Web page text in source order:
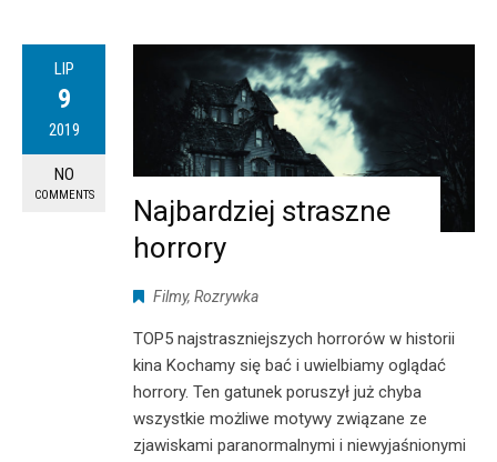
LIP
9
2019
NO
COMMENTS
Najbardziej straszne
horrory
Filmy, Rozrywka
TOP5 najstraszniejszych horrorów w historii
kina Kochamy się bać i uwielbiamy oglądać
horrory. Ten gatunek poruszył już chyba
wszystkie możliwe motywy związane ze
zjawiskami paranormalnymi i niewyjaśnionymi